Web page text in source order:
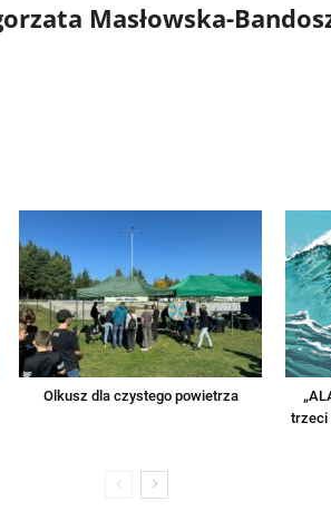
Masłowska-
Olkusz dla czystego powietrza
trzeci